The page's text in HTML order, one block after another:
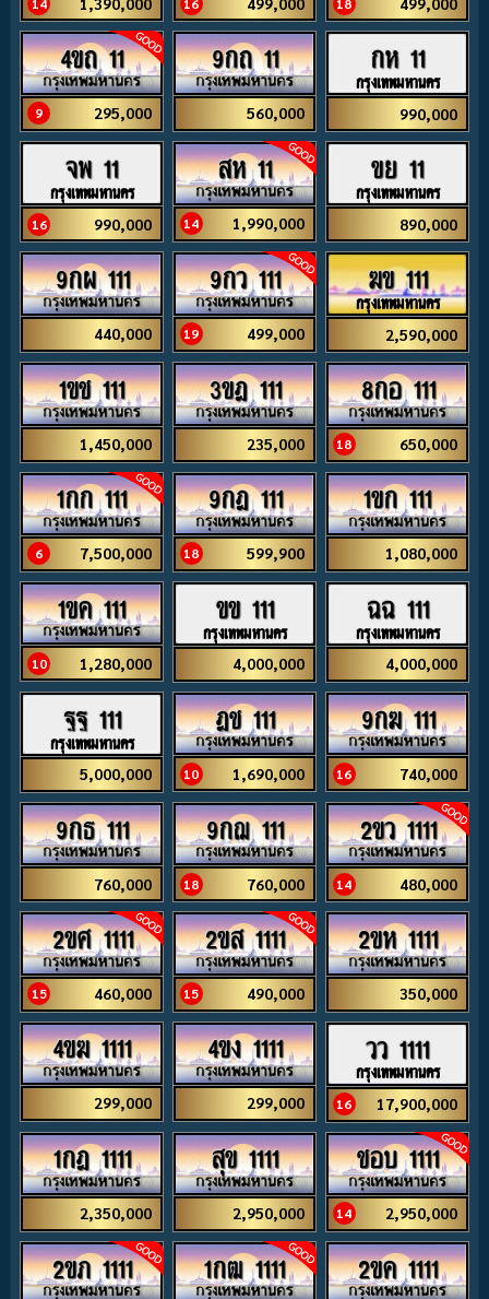
4ขถ 11
9 295,000
9กถ 11
560,000
กห 11
กรุงเทพมหานคร
990,000
จพ 11
กรุงเทพมหานคร
16 990,000
สห 11
14 1,990,000
ขย 11
กรุงเทพมหานคร
890,000
9กผ 111
440,000
9กว 111
19 499,000
ฆข 111
กรุงเทพมหานคร
2,590,000
1ขช 111
1,450,000
3ขฎ 111
235,000
8กอ 111
18 650,000
1กก 111
6 7,500,000
9กฎ 111
18 599,900
1ขก 111
1,080,000
1ขค 111
10 1,280,000
ขข 111
กรุงเทพมหานคร
4,000,000
ฉฉ 111
กรุงเทพมหานคร
4,000,000
ฐฐ 111
กรุงเทพมหานคร
5,000,000
ฎช 111
10 1,690,000
9กฆ 111
16 740,000
9กธ 111
760,000
9กฌ 111
18 760,000
2ขว 1111
14 480,000
2ขศ 1111
15 460,000
2ขส 1111
15 490,000
2ขห 1111
350,000
4ขฆ 1111
299,000
4ขง 1111
299,000
วว 1111
กรุงเทพมหานคร
16 17,900,000
1กฎ 1111
2,350,000
สุข 1111
2,950,000
ชอบ 1111
14 2,950,000
2ขภ 1111 1กฒ 1111 2ขค 1111